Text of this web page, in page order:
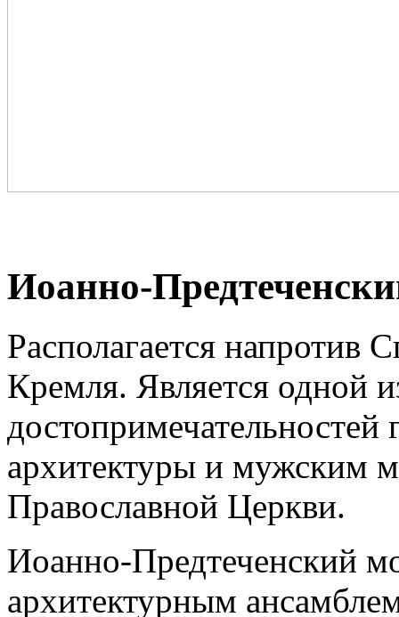
Иоанно-
Располагается напротив
Кремля. Является одной
достопримечательностей
архитектуры и мужским
Православной Церкви.
Иоанно-Предтеченский
архитектурным